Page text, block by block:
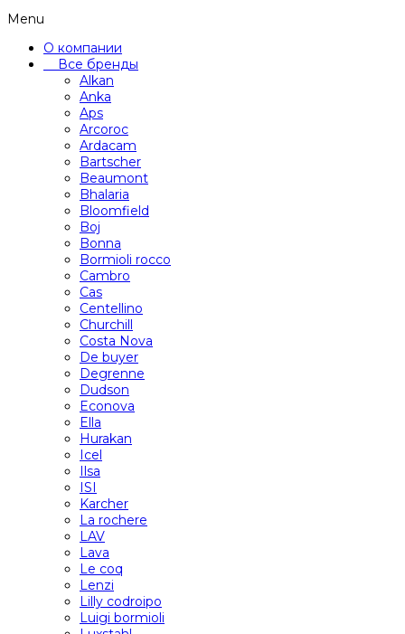
Menu
О компании
Все бренды
Alkan
Anka
Aps
Arcoroc
Ardacam
Bartscher
Beaumont
Bhalaria
Bloomfield
Boj
Bonna
Bormioli rocco
Cambro
Cas
Centellino
Churchill
Costa Nova
De buyer
Degrenne
Dudson
Econova
Ella
Hurakan
Icel
Ilsa
ISI
Karcher
La rochere
LAV
Lava
Le coq
Lenzi
Lilly codroipo
Luigi bormioli